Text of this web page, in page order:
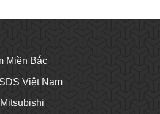
Miền Bắc
Việt Nam